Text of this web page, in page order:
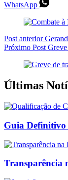
WhatsApp
Postanterior
Próximo Post
Últimas
Guia Definitivo
Transparência